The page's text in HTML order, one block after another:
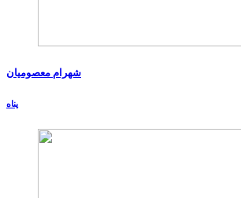
شهرام معصومیان
پناه